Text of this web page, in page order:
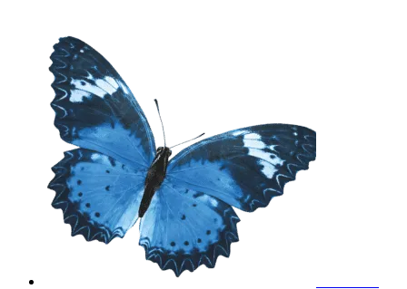
springen